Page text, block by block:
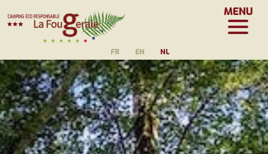
FR EN NL
MENU